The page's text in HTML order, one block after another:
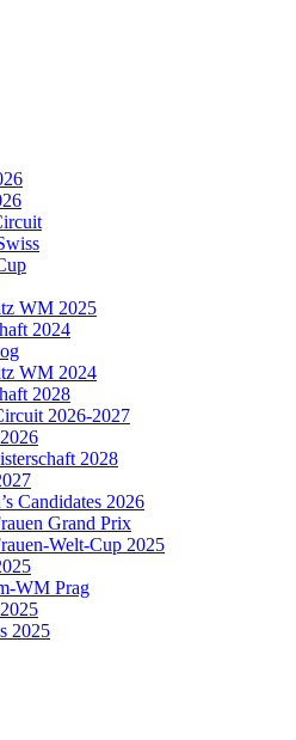
WM 2025
2024
WM 2024
2028
2026-2027
2028
Candidates 2026
Grand Prix
Welt-Cup 2025
WM Prag
2025